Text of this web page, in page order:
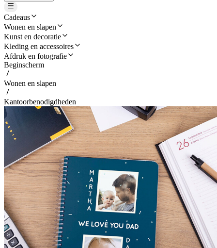
Cadeaus
Wonen en slapen
Kunst en decoratie
Kleding en accessoires
Afdruk en fotografie
Beginscherm
Wonen en slapen
Kantoorbenodigdheden